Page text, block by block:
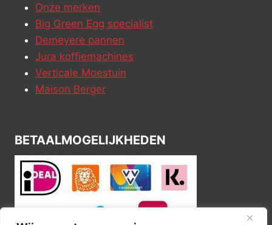
Onze merken
Big Green Egg specialist
Demeyere pannen
Jura koffiemachines
Verticale Moestuin
Maison Berger
BETAALMOGELIJKHEDEN